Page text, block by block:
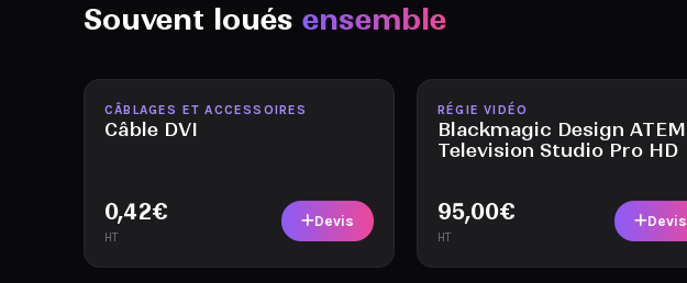
Souvent loués ensemble
Disponible
CÂBLAGES ET ACCESSOIRES
Câble DVI
0,42€
HT
Devis
Disponible
RÉGIE VIDÉO
Blackmagic Design ATEM
Television Studio Pro HD
95,00€
HT
Devis